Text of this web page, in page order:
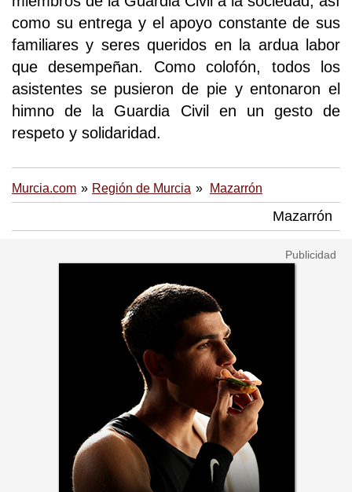
como su entrega y el apoyo constante de sus
familiares y seres queridos en la ardua labor
que desempeñan. Como colofón, todos los
asistentes se pusieron de pie y entonaron el
himno de la Guardia Civil en un gesto de
respeto y solidaridad.
Murcia.com Región de Murcia Mazarrón
Mazarrón